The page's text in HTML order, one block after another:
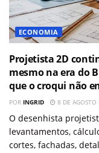
ECONOMIA
Projetista 2D
mesmo na era do
que o croqui não
POR INGRID 8 DE
O desenhista
levantamentos,
cortes, fachadas,